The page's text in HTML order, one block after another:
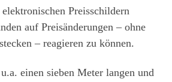
Preisschildern
auf Preisänderungen – ohne
– reagieren zu können.
einen sieben Meter langen und